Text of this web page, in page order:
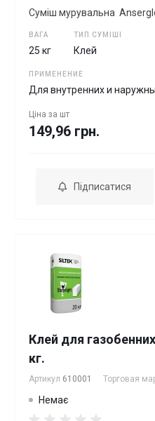
Суміш мурувальна
ВАГА
25 кг
ТИП СУМІШІ
Клей
ПРИМЕНЕНИЕ
Для внутренних и
Ціна за шт
149,96 грн.
Підписатися
Клей для
кг.
Артикул 610001 Торговая
Немає